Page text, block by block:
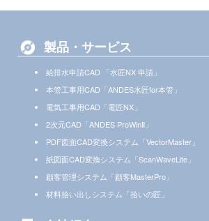
製品・サービス
給排水申請CAD 「水匠NX 申請」
本管工事用CAD「ANDES水匠for本管」
電気工事用CAD「電匠NX」
2次元CAD「ANDES ProWinⅡ」
PDF図面CAD変換システム「VectorMaster」
紙図面CAD変換システム「ScanWaveLite」
顧客管理システム「顧客MasterPro」
材料拾い出しシステム「拾いの匠」